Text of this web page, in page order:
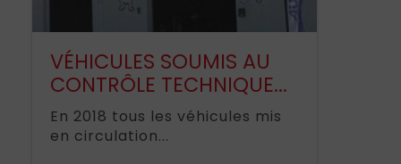
VÉHICULES SOUMIS AU
CONTRÔLE TECHNIQUE...
En 2018 tous les véhicules mis
en circulation...